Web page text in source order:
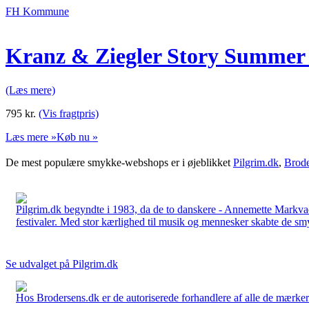
FH Kommune
Kranz & Ziegler Story
(Læs mere)
795 kr. (Vis fragtpris)
Læs mere »Køb nu »
De mest populære smykke-webshops er i øjeblikket Pilgrim.dk,
Pilgrim.dk begyndte i 1983, da de to danskere - Annemette
festivaler. Med stor kærlighed til musik og mennesker skabte de
Se udvalget på Pilgrim.dk
Hos Brodersens.dk er de autoriserede forhandlere af alle de